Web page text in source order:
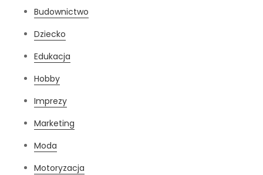
Budownictwo
Dziecko
Edukacja
Hobby
Imprezy
Marketing
Moda
Motoryzacja